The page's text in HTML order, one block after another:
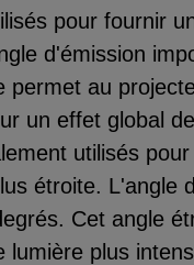
pour fournir
d'émission
permet au
un effet global
utilisés
étroite. L'angle
Cet angle
lumière plus